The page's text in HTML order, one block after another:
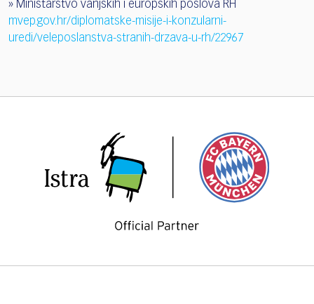
» Ministarstvo vanjskih i europskih poslova RH
mvep.gov.hr/diplomatske-misije-i-konzularni-
uredi/veleposlanstva-stranih-drzava-u-rh/22967